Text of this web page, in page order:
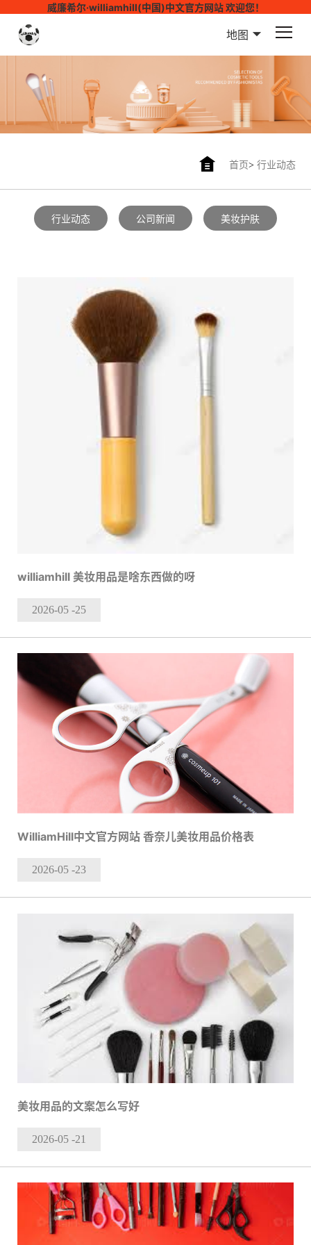
威廉希尔·williamhill(中国)中文官方网站 欢迎您！
地图
首页> 行业动态
行业动态 公司新闻 美妆护肤
williamhill 美妆用品是啥东西做的呀
2026-05 -25
WilliamHill中文官方网站 香奈儿美妆用品价格表
2026-05 -23
美妆用品的文案怎么写好
2026-05 -21